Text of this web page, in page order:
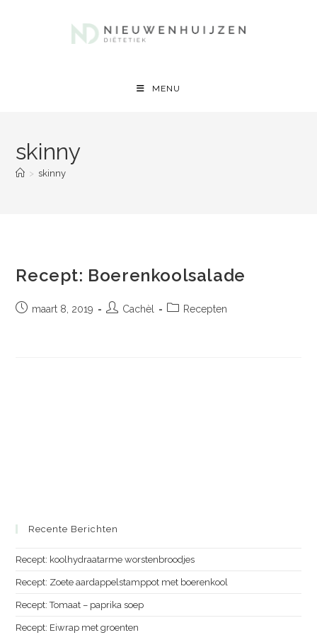
MENU
skinny
> skinny
Recept: Boerenkoolsalade
Berichtmaart 8, 2019
BerichtCachèl Berichtcategorie:
Recepten
Recente Berichten
Recept: koolhydraatarme worstenbroodjes
Recept: Zoete aardappelstamppot met boerenkool
Recept: Tomaat – paprika soep
Recept: Eiwrap met groenten